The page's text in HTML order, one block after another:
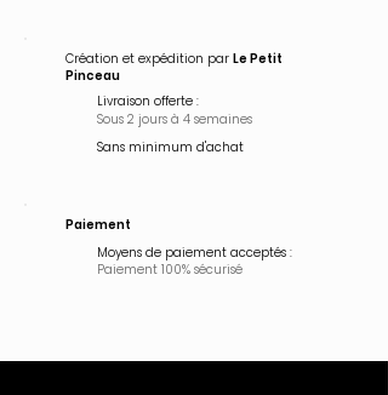
Création et expédition par Le Petit
Pinceau
Livraison offerte :
Sous 2 jours à 4 semaines
Sans minimum d'achat
Paiement
Moyens de paiement acceptés :
Paiement 100% sécurisé